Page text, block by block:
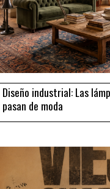
Diseño industrial: Las
pasan de moda